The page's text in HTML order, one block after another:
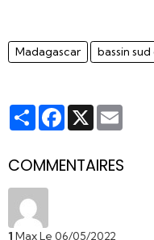
Madagascar bassin
PartagerFacebook
X
COMMENTAIRES
1 MaxLe 06/05/2022